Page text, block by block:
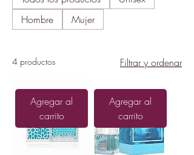
Hombre
Mujer
4 productos Filtrar y ordenar
Agregar al
carrito
Agregar al
carrito